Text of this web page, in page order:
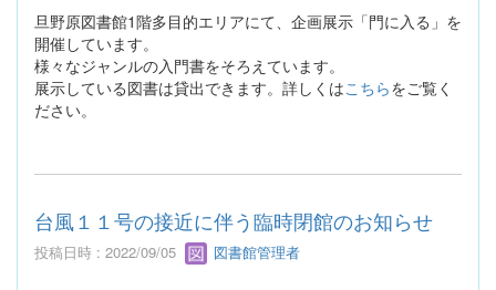
旦野原図書館1階多目的エリアにて、企画展示「門に入る」を
開催しています。
様々なジャンルの入門書をそろえています。
展示している図書は貸出できます。詳しくはこちらをご覧く
ださい。
台風１１号の接近に伴う臨時閉館のお知らせ
投稿日時 : 2022/09/05 図書館管理者